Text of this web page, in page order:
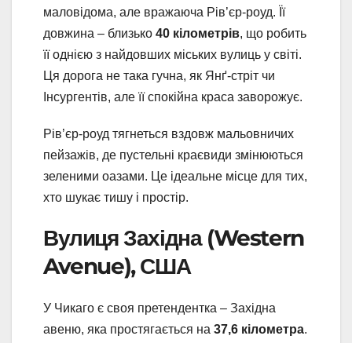
маловідома, але вражаюча Рів’єр-роуд. Її
довжина – близько 40 кілометрів, що робить
її однією з найдовших міських вулиць у світі.
Ця дорога не така гучна, як Янґ-стріт чи
Інсургентів, але її спокійна краса заворожує.
Рів’єр-роуд тягнеться вздовж мальовничих
пейзажів, де пустельні краєвиди змінюються
зеленими оазами. Це ідеальне місце для тих,
хто шукає тишу і простір.
Вулиця Західна (Western
Avenue), США
У Чикаго є своя претендентка – Західна
авеню, яка простягається на 37,6 кілометра.